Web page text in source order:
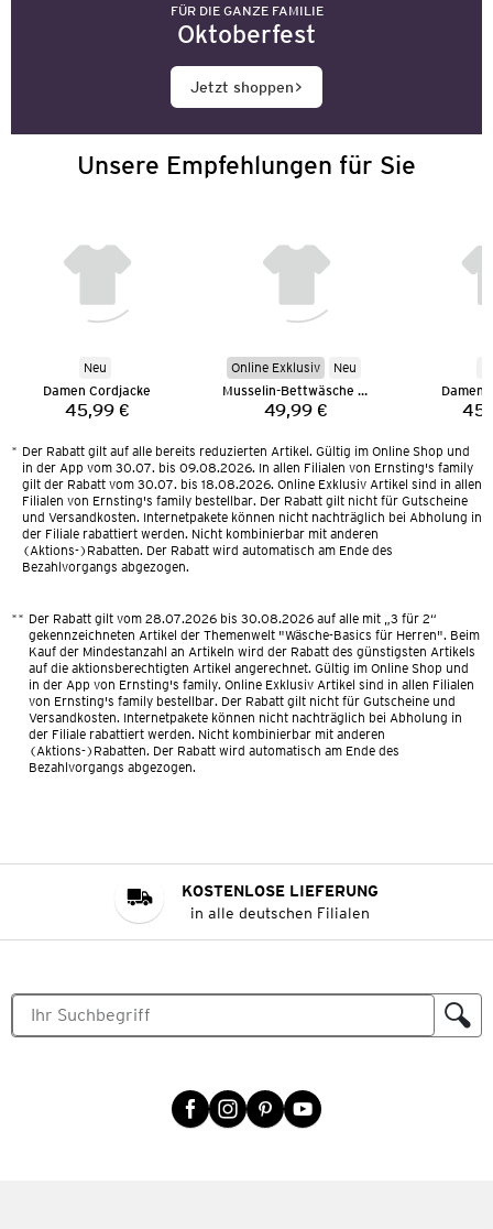
FÜR DIE GANZE FAMILIE
Oktoberfest
Jetzt shoppen
Unsere Empfehlungen für Sie
Neu
Damen Cordjacke
Preis:
45,99 €
Online Exklusiv
Neu
Musselin-Bettwäsche 135 x 200 cm
Preis:
49,99 €
Damen
* Der Rabatt gilt auf alle bereits reduzierten Artikel. Gültig im Online Shop und
in der App vom 30.07. bis 09.08.2026. In allen Filialen von Ernsting's family
gilt der Rabatt vom 30.07. bis 18.08.2026. Online Exklusiv Artikel sind in allen
Filialen von Ernsting's family bestellbar. Der Rabatt gilt nicht für Gutscheine
und Versandkosten. Internetpakete können nicht nachträglich bei Abholung in
der Filiale rabattiert werden. Nicht kombinierbar mit anderen
(Aktions-)Rabatten. Der Rabatt wird automatisch am Ende des
Bezahlvorgangs abgezogen.
** Der Rabatt gilt vom 28.07.2026 bis 30.08.2026 auf alle mit „3 für 2“
gekennzeichneten Artikel der Themenwelt "Wäsche-Basics für Herren". Beim
Kauf der Mindestanzahl an Artikeln wird der Rabatt des günstigsten Artikels
auf die aktionsberechtigten Artikel angerechnet. Gültig im Online Shop und
in der App von Ernsting's family. Online Exklusiv Artikel sind in allen Filialen
von Ernsting's family bestellbar. Der Rabatt gilt nicht für Gutscheine und
Versandkosten. Internetpakete können nicht nachträglich bei Abholung in
der Filiale rabattiert werden. Nicht kombinierbar mit anderen
(Aktions-)Rabatten. Der Rabatt wird automatisch am Ende des
Bezahlvorgangs abgezogen.
KOSTENLOSE LIEFERUNG
in alle deutschen Filialen